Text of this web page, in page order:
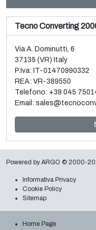
Vendita e
Galileo
Tecno Converting
Via A. Dominutti, 6
37135 (VR) Italy
P.Iva: IT-01470990332
REA: VR-389550
Telefono: +39 045
Email:
Powered by ARGO © 2000-
Informativa Privacy
Cookie Policy
Sitemap
Home Page